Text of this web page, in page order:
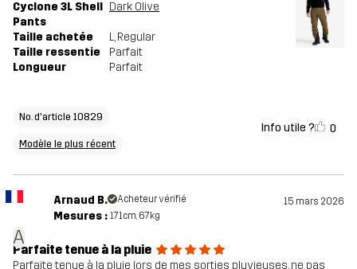
Cyclone 3L Shell
Pants
Dark Olive
Taille achetée L, Regular
Taille ressentie
Parfait
Longueur
Parfait
No. d'article 10829
Modèle le plus récent
Info utile ? 0
A
Arnaud B. Acheteur vérifié 15 mars 2026
Mesures : 171cm, 67kg
Parfaite tenue à la pluie
Parfaite tenue à la pluie lors de mes sorties pluvieuses, ne pas